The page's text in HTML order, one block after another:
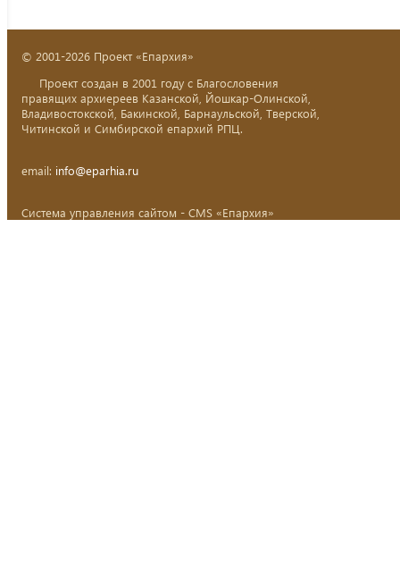
© 2001-2026 Проект «Епархия»
Проект создан в 2001 году с Благословения
правящих архиереев Казанской, Йошкар-Олинской,
Владивостокской, Бакинской, Барнаульской, Тверской,
Читинской и Симбирской епархий РПЦ.
email: info@eparhia.ru
Система управления сайтом - CMS «Епархия»